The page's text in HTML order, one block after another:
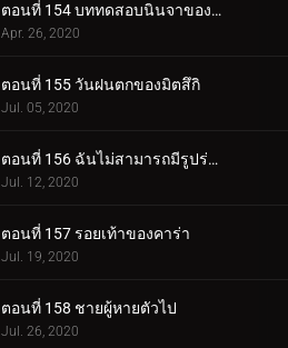
ตอนที่ 154 บททดสอบนินจาของฮิมาวาริ!!
Apr. 26, 2020
ตอนที่ 155 วันฝนตกของมิตสึกิ
Jul. 05, 2020
ตอนที่ 156 ฉันไม่สามารถมีรูปร่างผอมเพรียวได้
Jul. 12, 2020
ตอนที่ 157 รอยเท้าของคาร่า
Jul. 19, 2020
ตอนที่ 158 ชายผู้หายตัวไป
Jul. 26, 2020